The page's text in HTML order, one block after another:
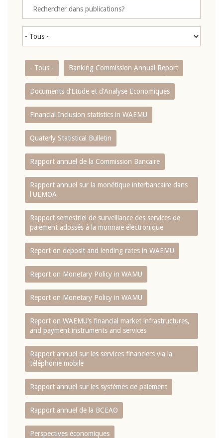
- Tous - Banking Commission Annual Report
Documents d’Etude et d’Analyse Economiques
Financial Inclusion statistics in WAEMU
Quaterly Statistical Bulletin
Rapport annuel de la Commission Bancaire
Rapport annuel sur la monétique interbancaire dans
l'UEMOA
Rapport semestriel de surveillance des services de
paiement adossés à la monnaie électronique
Report on deposit and lending rates in WAEMU
Report on Monetary Policy in WAMU
Report on Monetary Policy in WAMU
Report on WAEMU’s financial market infrastructures,
and payment instruments and services
Rapport annuel sur les services financiers via la
téléphonie mobile
Rapport annuel sur les systèmes de paiement
Rapport annuel de la BCEAO
Perspectives économiques